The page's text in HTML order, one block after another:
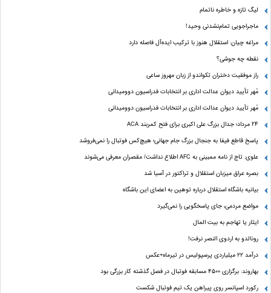
لیگ تازه و خاطره ناتمام
ماجراجویی تمام‌نشدنی وحید!
مراغه چیان: استقلال هنوز با ترکیب ایده‌آل فاصله دارد
نقطه چه جوشی؟
راز موفقیت دختران تکواندو از زبان مهروز ساعی
مُهر تأیید دیوان عدالت اداری بر انتخابات فدراسیون دوومیدانی
مُهر تأیید دیوان عدالت اداری بر انتخابات فدراسیون دوومیدانی
24 مرداد؛ جدال بزرگ علی‌ اکبری برای فتح کمربند ACA
پاسخ قاطع فیفا به جنجال بزرگ جام جهانی؛ هیچ‌کس فوتبال را نمی‌فروشد
علوی: تاج از نامه ممبینی به AFC اطلاع نداشت/ مقصران معرفی می‌شوند
بصره عراق میزبان استقلال و تراکتور در آسیا شد
بیانیه باشگاه استقلال درباره توهین به اعضای این باشگاه
مواضع مردمی، جای پاسخگویی را نمی‌گیرد
ایثار یا تهاجم به بیت المال
رونالدو به اردوی النصر نرفت!
درآمد ۲۲ میلیاردی پرسپولیس در تیرماه+عکس
بهاروند: برگزاری ۴۵۰۰ مسابقه فوتبال در فصل گذشته کار بزرگی بود
رکورد اسپانسر روی پیراهن یک تیم فوتبال شکست